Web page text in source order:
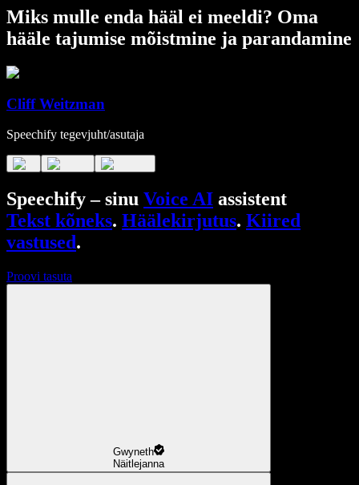
Miks mulle enda hääl ei meeldi? Oma
hääle tajumise mõistmine ja parandamine
Cliff Weitzman
Speechify tegevjuht/asutaja
Speechify – sinu Voice AI assistent
Tekst kõneks. Häälekirjutus. Kiired
vastused.
Proovi tasuta
Gwyneth
Näitlejanna